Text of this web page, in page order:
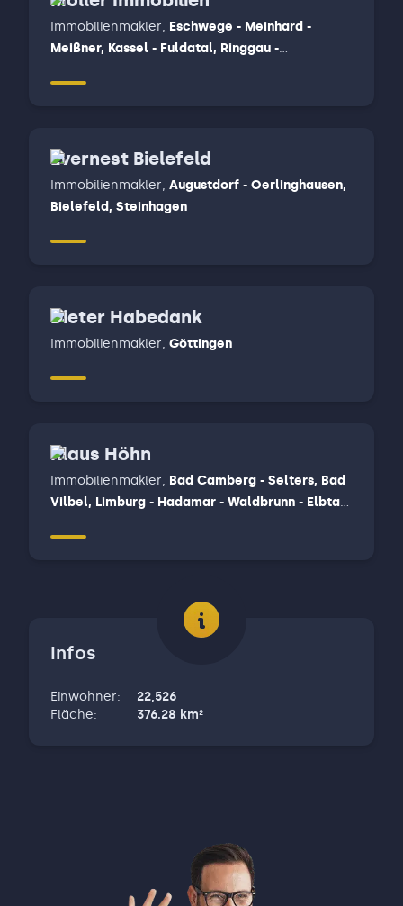
Immobilienmakler, Eschwege - Meinhard -
Meißner, Kassel - Fuldatal, Ringgau -
Evernest Bielefeld
Immobilienmakler, Augustdorf - Oerlinghausen,
Bielefeld, Steinhagen
Dieter Habedank
Immobilienmakler, Göttingen
Klaus Höhn
Immobilienmakler, Bad Camberg - Selters, Bad
Vilbel, Limburg - Hadamar - Waldbrunn - Elbtal,
Infos
Einwohner:
22,526
Fläche: 376.28 km²